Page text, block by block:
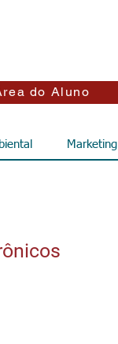
do Aluno
Marketing